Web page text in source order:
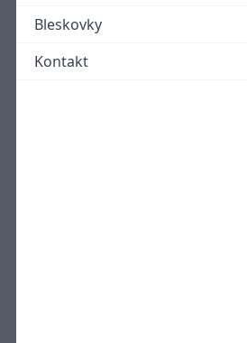
Bleskovky
Kontakt